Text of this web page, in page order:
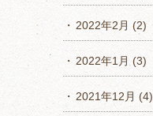
2022年2月 (2)
2022年1月 (3)
2021年12月 (4)